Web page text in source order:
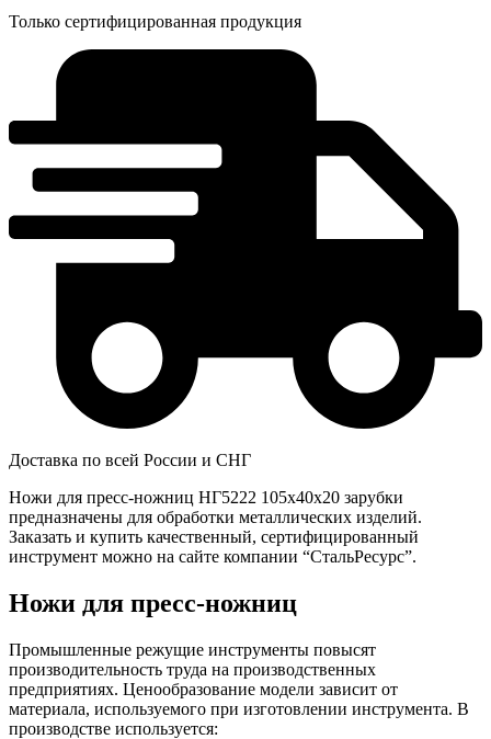
Только сертифицированная продукция
Доставка по всей России и СНГ
Ножи для пресс-ножниц НГ5222 105x40x20 зарубки
предназначены для обработки металлических изделий.
Заказать и купить качественный, сертифицированный
инструмент можно на сайте компании “СтальРесурс”.
Ножи для пресс-ножниц
Промышленные режущие инструменты повысят
производительность труда на производственных
предприятиях. Ценообразование модели зависит от
материала, используемого при изготовлении инструмента. В
производстве используется: